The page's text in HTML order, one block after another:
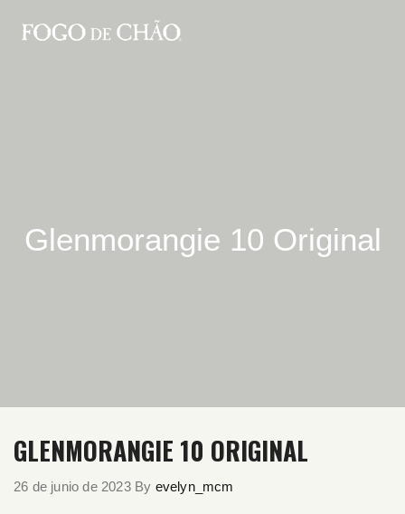
Glenmorangie 10 Original
GLENMORANGIE 10 ORIGINAL
26 de junio de 2023 By evelyn_mcm